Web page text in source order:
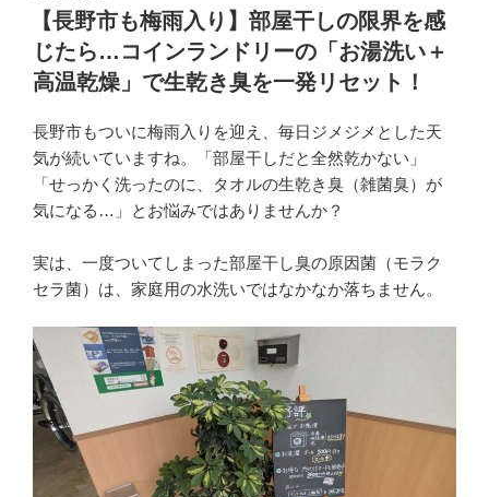
日:【長野市も梅雨入り】部屋干しの限界を感
じたら…コインランドリーの「お湯洗い＋
高温乾燥」で生乾き臭を一発リセット！
長野市もついに梅雨入りを迎え、毎日ジメジメとした天
気が続いていますね。「部屋干しだと全然乾かない」
「せっかく洗ったのに、タオルの生乾き臭（雑菌臭）が
気になる…」とお悩みではありませんか？
実は、一度ついてしまった部屋干し臭の原因菌（モラク
セラ菌）は、家庭用の水洗いではなかなか落ちません。